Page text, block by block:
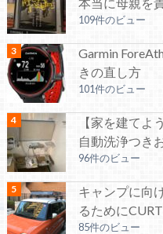
109件のビュー
Garmin
きの直し方
101件のビュー
【家を建て
自動洗浄つき
96件のビュー
キャンプに向
るために
85件のビュー